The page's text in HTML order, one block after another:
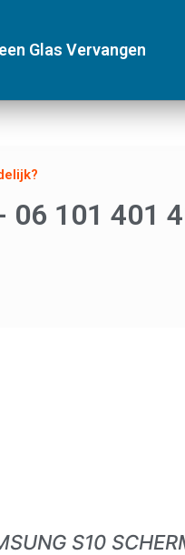
Glas Vervangen
101 401
S10